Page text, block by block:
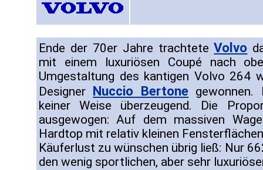
Ende der 70er Jahre trachteteVolvo
mit einem luxuriösen Coupé nach
Umgestaltung des kantigen Volvo 264
Designer Nuccio Bertone
keiner Weise überzeugend. Die
ausgewogen: Auf dem massiven
Hardtop mit relativ kleinen
Käuferlust zu wünschen übrig ließ: Nur
den wenig sportlichen, aber sehr